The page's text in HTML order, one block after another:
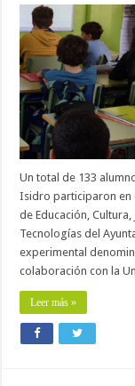
Un total de 133
Isidro participaron en
de Educación,
Tecnologías del
experimental
colaboración con la
Leer más »